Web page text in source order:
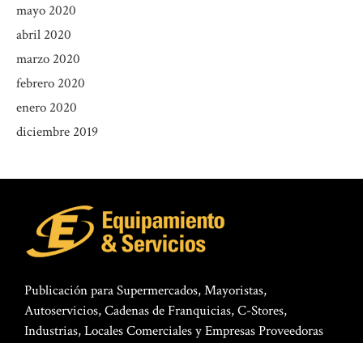
mayo 2020
abril 2020
marzo 2020
febrero 2020
enero 2020
diciembre 2019
Publicación para Supermercados, Mayoristas,
Autoservicios, Cadenas de Franquicias, C-Stores,
Industrias, Locales Comerciales y Empresas Proveedoras